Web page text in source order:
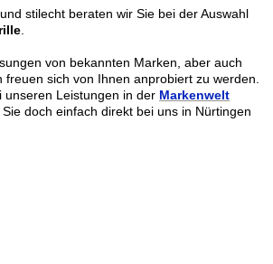
stilecht beraten wir Sie bei der Auswahl
von bekannten Marken, aber auch
sich von Ihnen anprobiert zu werden.
unseren Leistungen in der Markenwelt
doch einfach direkt bei uns in Nürtingen